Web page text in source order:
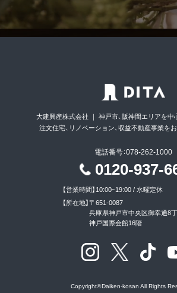
大建興産株式会社 ｜ 神戸市、阪神間エリアを中
注文住宅、リノベーション、収益不動産事業を
電話番号：078-262-1000
0120-937-
【営業時間】 10:00~19:00 / 水曜定休
【所在地】 〒651-0087
兵庫県神戸市中央区御幸通8
神戸国際会館16階
Copyright©Daiken-kosan All Rights